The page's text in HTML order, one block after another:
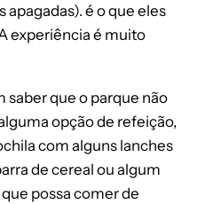
apagadas). é o que eles
experiência é muito
saber que o parque não
opção de refeição,
com alguns lanches
de cereal ou algum
possa comer de